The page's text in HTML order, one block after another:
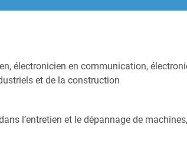
électronicien en communication,
et de la construction
l’entretien et le dépannage de